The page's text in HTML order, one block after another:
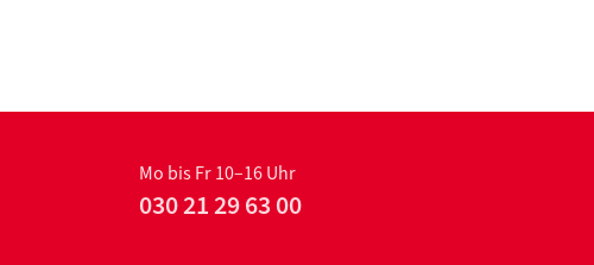
Mo bis Fr 10–16 Uhr
030 21 29 63 00